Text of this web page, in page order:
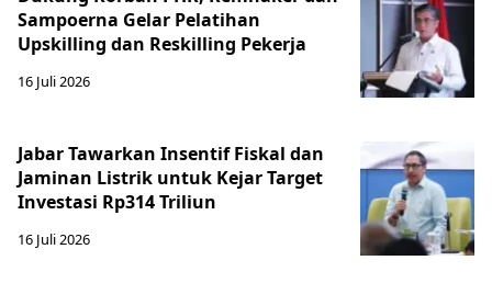
Sampoerna Gelar Pelatihan
Upskilling dan Reskilling Pekerja
16 Juli 2026
Jabar Tawarkan Insentif Fiskal dan
Jaminan Listrik untuk Kejar Target
Investasi Rp314 Triliun
16 Juli 2026